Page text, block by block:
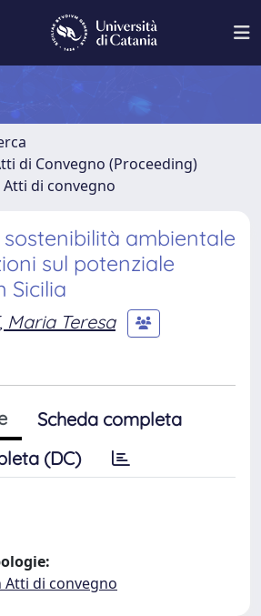
di Convegno (Proceeding)
di convegno
ambientale
sul potenziale
Sicilia
Maria Teresa
Scheda completa
(DC)
di convegno